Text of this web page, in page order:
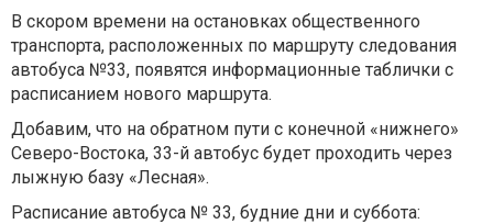
В скором времени на остановках общественного
транспорта, расположенных по маршруту следования
автобуса №33, появятся информационные таблички с
расписанием нового маршрута.
Добавим, что на обратном пути с конечной «нижнего»
Северо-Востока, 33-й автобус будет проходить через
лыжную базу «Лесная».
Расписание автобуса № 33, будние дни и суббота: